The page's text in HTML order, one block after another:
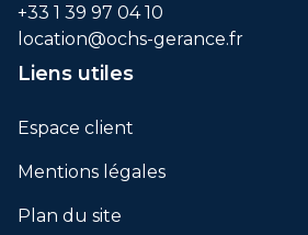
+33 1 39 97 04 10
location@ochs-gerance.fr
Liens utiles
Espace client
Mentions légales
Plan du site